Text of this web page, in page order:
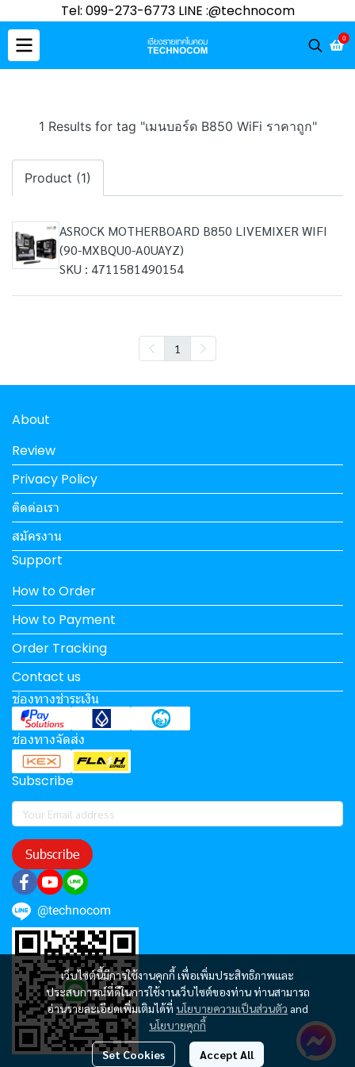
Tel: 099-273-6773 LINE :@technocom
0
1 Results for tag "เมนบอร์ด B850 WiFi ราคาถูก"
Product (1)
ASROCK MOTHERBOARD B850 LIVEMIXER WIFI
(90-MXBQU0-A0UAYZ)
SKU : 4711581490154
1
เว็บไซต์นี้มีการใช้งานคุกกี้ เพื่อเพิ่มประสิทธิภาพและ
ประสบการณ์ที่ดีในการใช้งานเว็บไซต์ของท่าน ท่านสามารถ
อ่านรายละเอียดเพิ่มเติมได้ที่ นโยบายความเป็นส่วนตัว and
นโยบายคุกกี้
Set Cookies Accept All
About
Review
Privacy Policy
ติดต่อเรา
สมัครงาน
Support
How to Order
How to Payment
Order Tracking
Contact us
ช่องทางชำระเงิน
ช่องทางจัดส่ง
Subscribe
Subscribe
@technocom